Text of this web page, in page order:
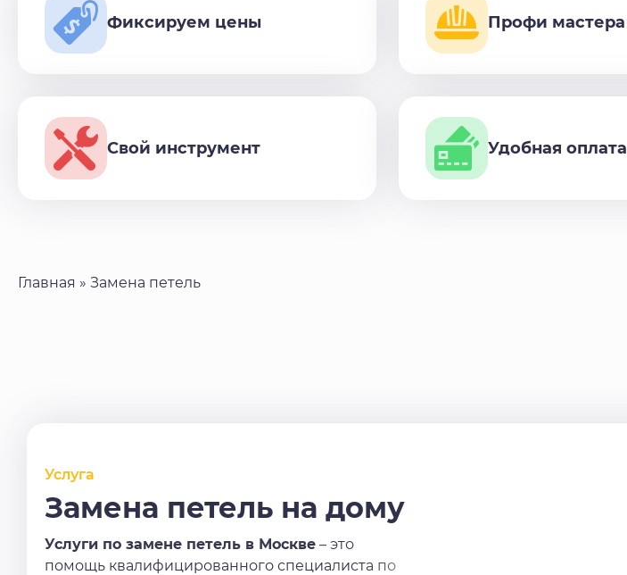
Фиксируем цены Профи мастера
Свой инструмент Удобная оплата
Главная » Замена петель
Услуга
Замена петель на дому
Услуги по замене петель в Москве – это
помощь квалифицированного специалиста по